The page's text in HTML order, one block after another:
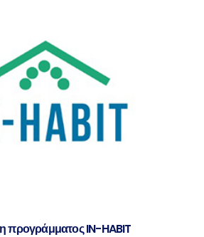
προγράμματος IN-HABIT